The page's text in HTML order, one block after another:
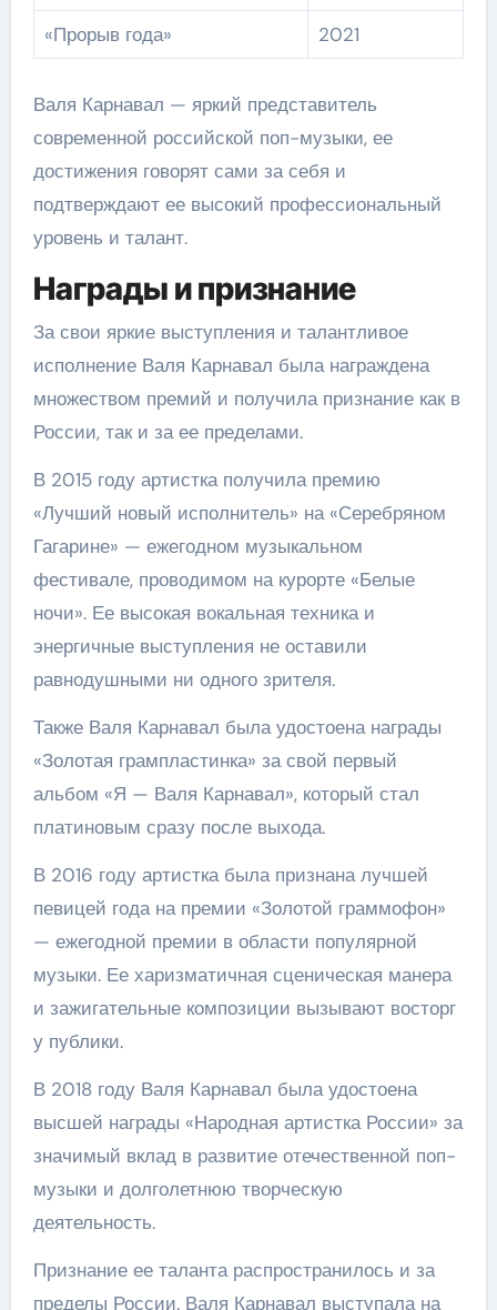
«Прорыв года»
2021
Валя Карнавал — яркий представитель
современной российской поп-музыки, ее
достижения говорят сами за себя и
подтверждают ее высокий профессиональный
уровень и талант.
Награды и признание
За свои яркие выступления и талантливое
исполнение Валя Карнавал была награждена
множеством премий и получила признание как в
России, так и за ее пределами.
В 2015 году артистка получила премию
«Лучший новый исполнитель» на «Серебряном
Гагарине» — ежегодном музыкальном
фестивале, проводимом на курорте «Белые
ночи». Ее высокая вокальная техника и
энергичные выступления не оставили
равнодушными ни одного зрителя.
Также Валя Карнавал была удостоена награды
«Золотая грампластинка» за свой первый
альбом «Я — Валя Карнавал», который стал
платиновым сразу после выхода.
В 2016 году артистка была признана лучшей
певицей года на премии «Золотой граммофон»
— ежегодной премии в области популярной
музыки. Ее харизматичная сценическая манера
и зажигательные композиции вызывают восторг
у публики.
В 2018 году Валя Карнавал была удостоена
высшей награды «Народная артистка России» за
значимый вклад в развитие отечественной поп-
музыки и долголетнюю творческую
деятельность.
Признание ее таланта распространилось и за
пределы России. Валя Карнавал выступала на